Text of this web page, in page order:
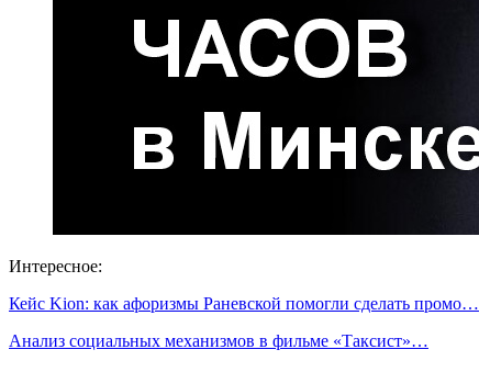
Интересное:
Кейс Kion: как афоризмы Раневской помогли сделать промо…
Анализ социальных механизмов в фильме «Таксист»…